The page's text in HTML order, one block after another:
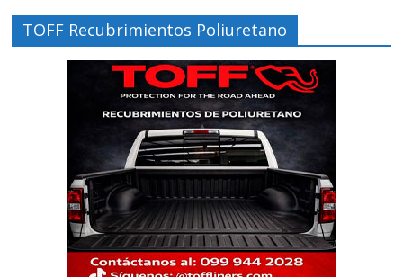
TOFF Recubrimientos Poliuretano